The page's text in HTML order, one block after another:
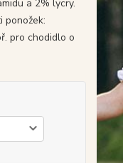
a 2% lycry.
ponožek:
pro chodidlo o